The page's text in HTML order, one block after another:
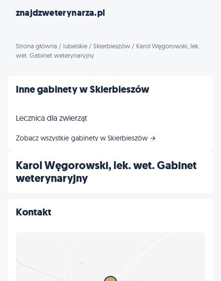
znajdzweterynarza.pl
Strona główna / lubelskie / Skierbieszów / Karol Węgorowski, lek.
wet. Gabinet weterynaryjny
Karol Węgorowski, lek. wet. Gabinet
weterynaryjny
Kontakt
Inne gabinety w Skierbieszów
Lecznica dla zwierząt
Zobacz wszystkie gabinety w Skierbieszów →